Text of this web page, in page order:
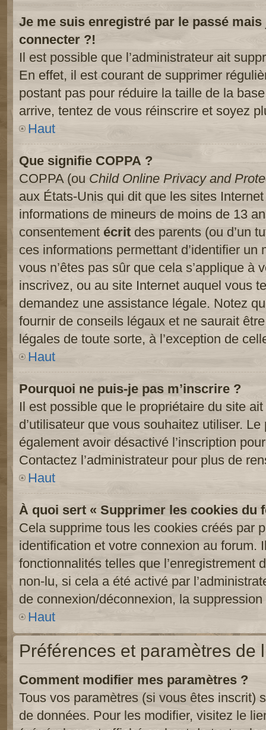
Je me suis enregistré par le passé
connecter ?!
Il est possible que l’administrateur ait
En effet, il est courant de supprimer
postant pas pour réduire la taille de la
arrive, tentez de vous réinscrire et soyez
Haut
Que signifie COPPA ?
COPPA (ou Child Online Privacy and
aux États-Unis qui dit que les sites
informations de mineurs de moins de 13
consentement écrit des parents (ou d’un
ces informations permettant d’identifier
vous n’êtes pas sûr que cela s’applique à
inscrivez, ou au site Internet auquel vous
demandez une assistance légale. Notez
fournir de conseils légaux et ne saurait
légales de toute sorte, à l’exception de
Haut
Pourquoi ne puis-je pas m’inscrire ?
Il est possible que le propriétaire du site
d’utilisateur que vous souhaitez utiliser.
également avoir désactivé l’inscription
Contactez l’administrateur pour plus de
Haut
À quoi sert « Supprimer les cookies du
Cela supprime tous les cookies créés par
identification et votre connexion au forum.
fonctionnalités telles que l’enregistrement
non-lu, si cela a été activé par
de connexion/déconnexion, la
Haut
Préférences et paramètres de
Comment modifier mes paramètres ?
Tous vos paramètres (si vous êtes inscrit)
de données. Pour les modifier, visitez le